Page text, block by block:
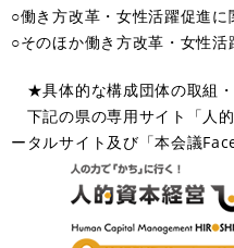
○働き方改革・女性活躍促進
○そのほか働き方改革・女性
★具体的な構成団体の取組・
下記の県の専用サイト「人
ータルサイト及び「本会議